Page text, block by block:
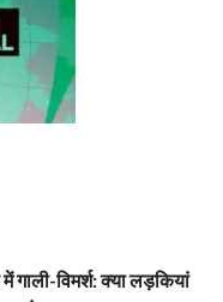
गाली-विमर्श: क्या लड़कियां